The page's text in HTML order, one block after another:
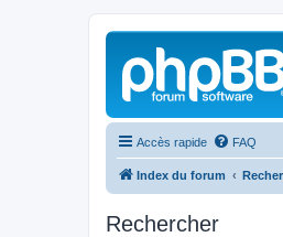
Accès rapide FAQ
Index du forum
Rechercher